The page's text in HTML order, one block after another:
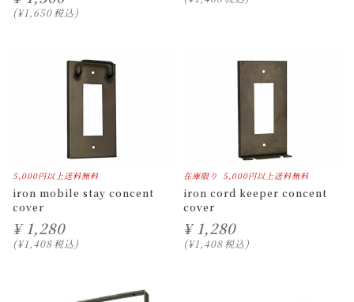
¥1,650税込
5,000円以上送料無料
iron mobile stay concent
cover
¥ 1,280
¥1,408税込
在庫限り 5,000円以上送料無料
iron cord keeper concent
cover
¥ 1,280
¥1,408税込